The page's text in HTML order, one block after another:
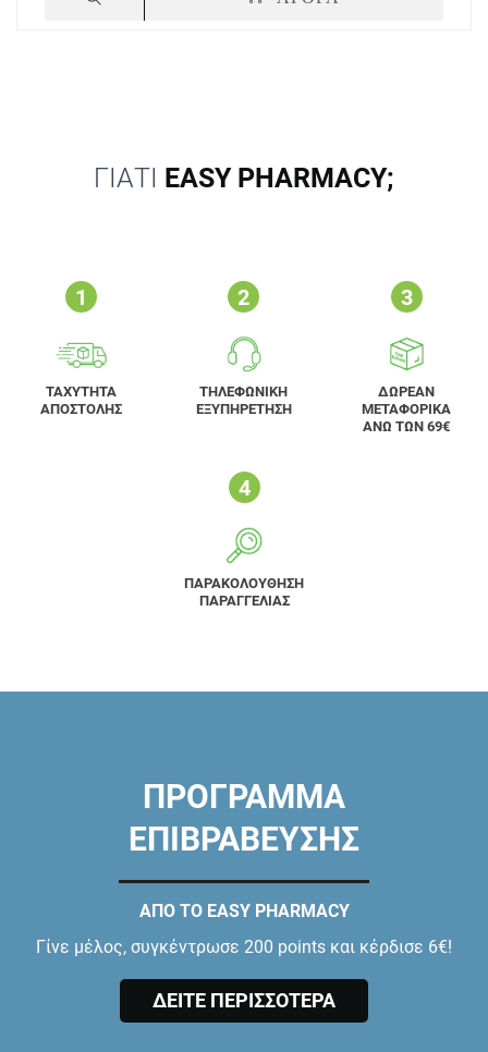
ΓΙΑΤΙ EASY PHARMACY;
ΤΑΧΥΤΗΤΑ
ΑΠΟΣΤΟΛΗΣ
ΤΗΛΕΦΩΝΙΚΗ
ΕΞΥΠΗΡΕΤΗΣΗ
ΔΩΡΕΑΝ
ΜΕΤΑΦΟΡΙΚΑ
ΑΝΩ ΤΩΝ 69€
ΠΑΡΑΚΟΛΟΥΘΗΣΗ
ΠΑΡΑΓΓΕΛΙΑΣ
ΠΡΟΓΡΑΜΜΑ
ΕΠΙΒΡΑΒΕΥΣΗΣ
ΑΠΟ ΤΟ EASY PHARMACY
Γίνε μέλος, συγκέντρωσε 200 points και κέρδισε 6€!
ΔΕΙΤΕ ΠΕΡΙΣΣΟΤΕΡΑ